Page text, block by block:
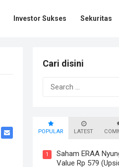
Investor Sukses Sekuritas
Cari disini
Search
for:
POPULAR LATEST
1
Saham ERAA
Value Rp 579